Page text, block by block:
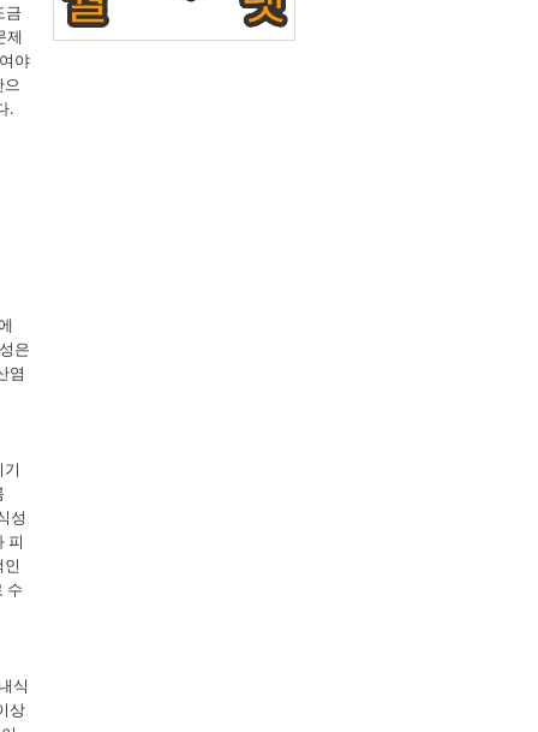
금
제
야
으
.
은
염
성
피
수
식
상